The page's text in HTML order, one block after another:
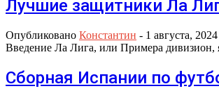
Лучшие защитники Ла
Опубликовано Константин - 1 августа, 2024
Введение Ла Лига, или Примера дивизион,
Сборная Испании по